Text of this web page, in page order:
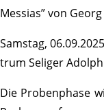
Messias” von
Samstag,
trum Seliger
Die Proben­phase